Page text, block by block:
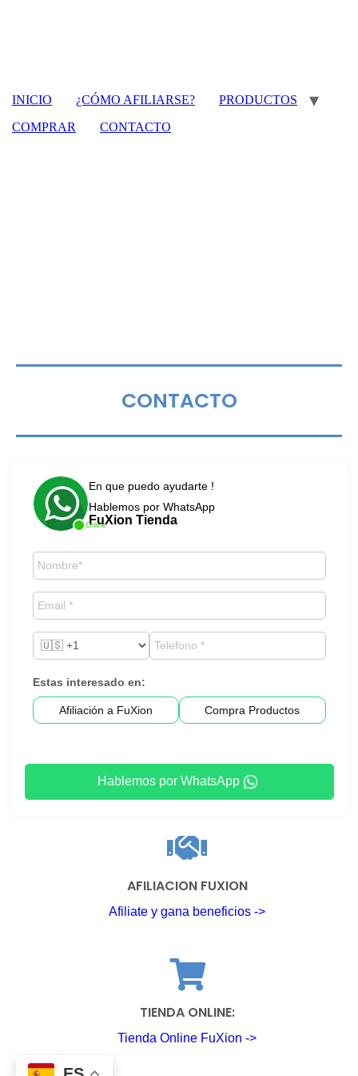
INICIO ¿CÓMO AFILIARSE?
PRODUCTOS
COMPRAR
CONTACTO
CONTACTO
Online
En que puedo ayudarte !
Hablemos por WhatsApp
FuXion Tienda
Estas interesado en:
Afiliación a FuXion Compra Productos
Hablemos por WhatsApp
AFILIACION FUXION
Afiliate y gana beneficios ->
TIENDA ONLINE:
Tienda Online FuXion ->